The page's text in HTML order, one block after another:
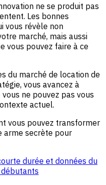
ne se produit pas
Les bonnes
vous révèle non
marché, mais aussi
vous pouvez faire à ce
du marché de location de
vous avancez à
ne pouvez pas vous
actuel.
vous pouvez transformer
arme secrète pour
durée et données du